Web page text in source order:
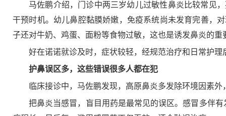
马佐鹏介绍，门诊中两三岁幼儿过敏性鼻炎比较常见
干预时机。幼儿鼻腔黏膜娇嫩，免疫系统尚未发育完善，
子还对牛奶、鸡蛋、面粉等食物过敏，这也是诱发鼻炎的重
好在诺诺就诊及时，症状较轻，经规范治疗和日常护
护鼻误区多，这些错误很多人都在犯
临床接诊中，马佐鹏发现，高原鼻炎多发除环境因素
把鼻炎当感冒，盲目用药是最常见的误区。感冒多伴